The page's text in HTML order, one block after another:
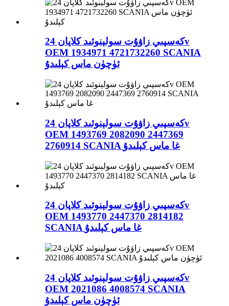
كەسپىي زاۋۇت سولېنوئىد كلاپان 24v
OEM 1934971 4721732260 SCANIA
ئۈچۈن ماس كېلىدۇ
كەسپىي زاۋۇت سولېنوئىد كلاپان 24v
OEM 1493769 2082090 2447369
2760914 SCANIA غا ماس كېلىدۇ
كەسپىي زاۋۇت سولېنوئىد كلاپان 24v
OEM 1493770 2447370 2814182
SCANIA غا ماس كېلىدۇ
كەسپىي زاۋۇت سولېنوئىد كلاپان 24v
OEM 2021086 4008574 SCANIA
ئۈچۈن ماس كېلىدۇ